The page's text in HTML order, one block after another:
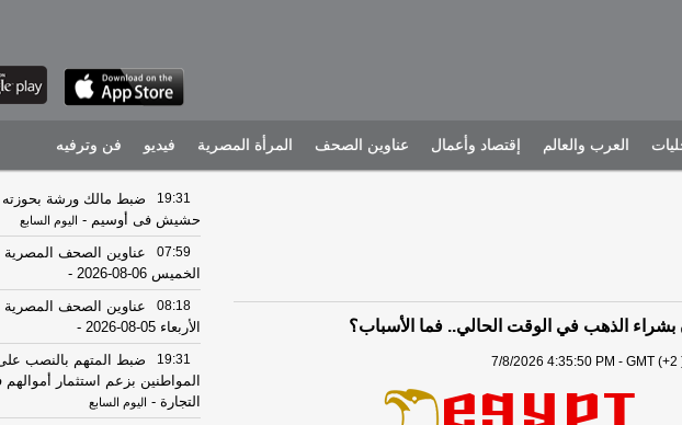
العرب والعالم إقتصاد وأعمال عناوين الصحف المرأة المصرية فيديو فن وترفيه
الذهب في الوقت الحالي.. فما الأسباب؟
7/8/2026 4:35:50 PM - GMT (+2
19:31
حشيش فى أوسيم - اليوم السابع
07:59
عناوين الصحف المصرية
الخميس 06-08-2026
-
08:18
عناوين الصحف المصرية
الأربعاء 05-08-2026
-
19:31
ضبط المتهم بالنصب
المواطنين بزعم استثمار
التجارة - اليوم السابع